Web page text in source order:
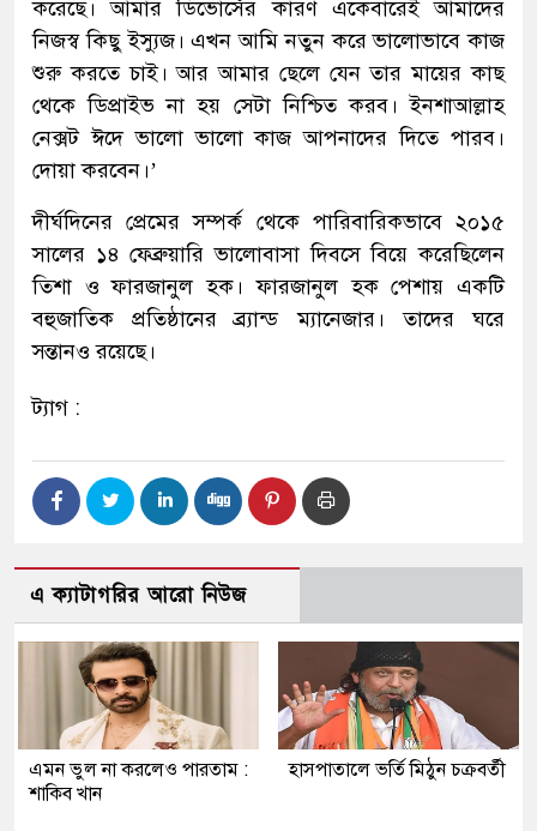
করেছে। আমার ডিভোর্সের কারণ একেবারেই আমাদের
নিজস্ব কিছু ইস্যুজ। এখন আমি নতুন করে ভালোভাবে কাজ
শুরু করতে চাই। আর আমার ছেলে যেন তার মায়ের কাছ
থেকে ডিপ্রাইভ না হয় সেটা নিশ্চিত করব। ইনশাআল্লাহ
নেক্সট ঈদে ভালো ভালো কাজ আপনাদের দিতে পারব।
দোয়া করবেন।’
দীর্ঘদিনের প্রেমের সম্পর্ক থেকে পারিবারিকভাবে ২০১৫
সালের ১৪ ফেব্রুয়ারি ভালোবাসা দিবসে বিয়ে করেছিলেন
তিশা ও ফারজানুল হক। ফারজানুল হক পেশায় একটি
বহুজাতিক প্রতিষ্ঠানের ব্র্যান্ড ম্যানেজার। তাদের ঘরে
সন্তানও রয়েছে।
ট্যাগ :
এ ক্যাটাগরির আরো নিউজ
এমন ভুল না করলেও পারতাম :
শাকিব খান
হাসপাতালে ভর্তি মিঠুন চক্রবর্তী